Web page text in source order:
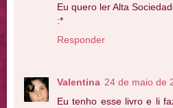
Eu quero ler Alta
:*
Responder
Valentina 24 de maio de
Eu tenho esse livro e li